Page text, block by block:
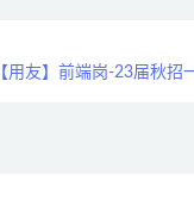
【用友】前端岗-23届秋招